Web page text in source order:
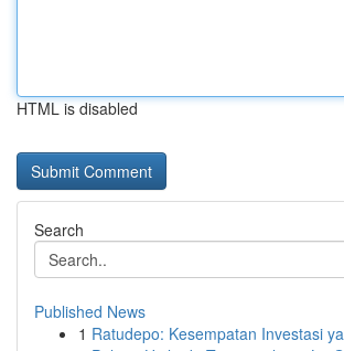
HTML is disabled
Search
Published News
1 Ratudepo: Kesempatan Investasi